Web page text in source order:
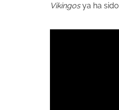
Vikingosya ha